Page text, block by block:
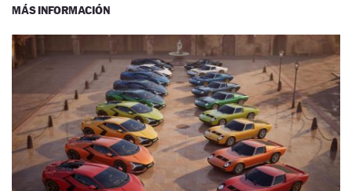
MÁS INFORMACIÓN